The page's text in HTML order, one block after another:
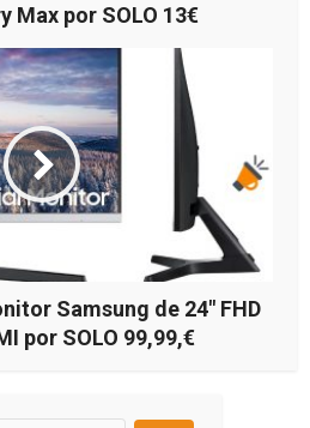
Max por SOLO 13€
Samsung de 24″ FHD
por SOLO 99,99,€